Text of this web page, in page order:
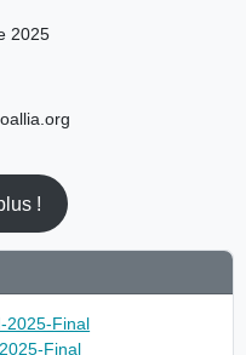
2025
!
2025-Final
Final